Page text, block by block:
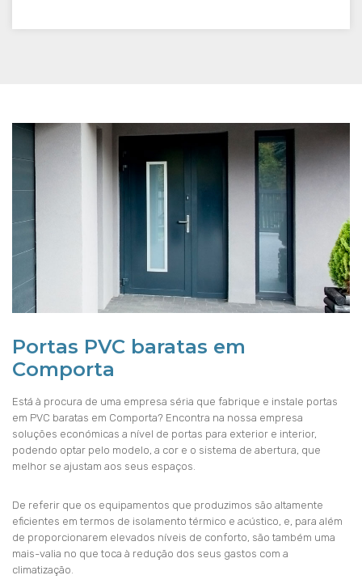
Portas PVC baratas em
Comporta
Está à procura de uma empresa séria que fabrique e instale portas
em PVC baratas em Comporta? Encontra na nossa empresa
soluções económicas a nível de portas para exterior e interior,
podendo optar pelo modelo, a cor e o sistema de abertura, que
melhor se ajustam aos seus espaços.
De referir que os equipamentos que produzimos são altamente
eficientes em termos de isolamento térmico e acústico, e, para além
de proporcionarem elevados níveis de conforto, são também uma
mais-valia no que toca à redução dos seus gastos com a
climatização.